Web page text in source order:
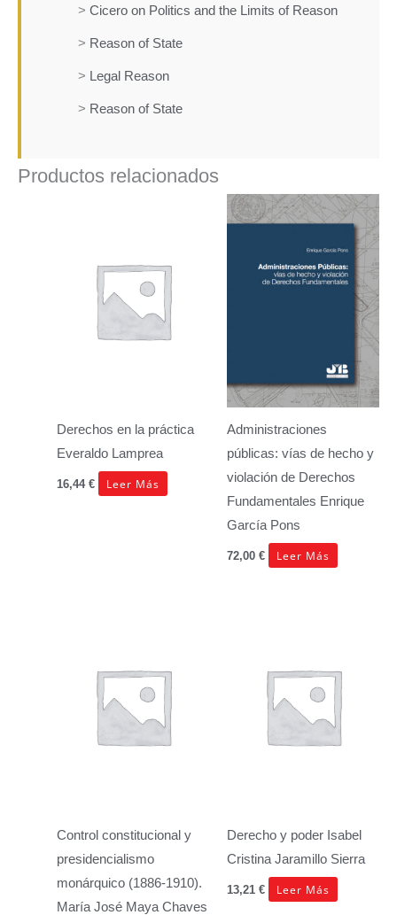
> Cicero on Politics and the Limits of Reason
> Reason of State
> Legal Reason
> Reason of State
Productos relacionados
Derechos en la práctica
Everaldo Lamprea
16,44 € Leer Más
Administraciones
públicas: vías de hecho y
violación de Derechos
Fundamentales Enrique
García Pons
72,00 € Leer Más
Control constitucional y
presidencialismo
monárquico (1886-1910).
María José Maya Chaves
Derecho y poder Isabel
Cristina Jaramillo Sierra
13,21 € Leer Más